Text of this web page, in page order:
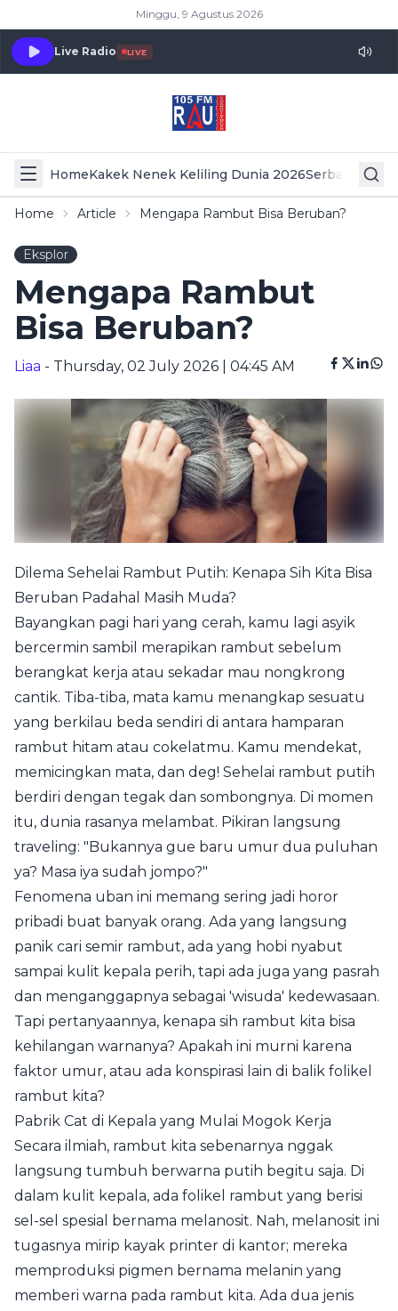
Minggu, 9 Agustus 2026
Live Radio LIVE
HomeKakek Nenek Keliling Dunia 2026Serba Serbi
Home Article Mengapa Rambut Bisa Beruban?
Eksplor
Mengapa Rambut
Bisa Beruban?
Liaa - Thursday, 02 July 2026 | 04:45 AM
Dilema Sehelai Rambut Putih: Kenapa Sih Kita Bisa
Beruban Padahal Masih Muda?
Bayangkan pagi hari yang cerah, kamu lagi asyik
bercermin sambil merapikan rambut sebelum
berangkat kerja atau sekadar mau nongkrong
cantik. Tiba-tiba, mata kamu menangkap sesuatu
yang berkilau beda sendiri di antara hamparan
rambut hitam atau cokelatmu. Kamu mendekat,
memicingkan mata, dan deg! Sehelai rambut putih
berdiri dengan tegak dan sombongnya. Di momen
itu, dunia rasanya melambat. Pikiran langsung
traveling: "Bukannya gue baru umur dua puluhan
ya? Masa iya sudah jompo?"
Fenomena uban ini memang sering jadi horor
pribadi buat banyak orang. Ada yang langsung
panik cari semir rambut, ada yang hobi nyabut
sampai kulit kepala perih, tapi ada juga yang pasrah
dan menganggapnya sebagai 'wisuda' kedewasaan.
Tapi pertanyaannya, kenapa sih rambut kita bisa
kehilangan warnanya? Apakah ini murni karena
faktor umur, atau ada konspirasi lain di balik folikel
rambut kita?
Pabrik Cat di Kepala yang Mulai Mogok Kerja
Secara ilmiah, rambut kita sebenarnya nggak
langsung tumbuh berwarna putih begitu saja. Di
dalam kulit kepala, ada folikel rambut yang berisi
sel-sel spesial bernama melanosit. Nah, melanosit ini
tugasnya mirip kayak printer di kantor; mereka
memproduksi pigmen bernama melanin yang
memberi warna pada rambut kita. Ada dua jenis